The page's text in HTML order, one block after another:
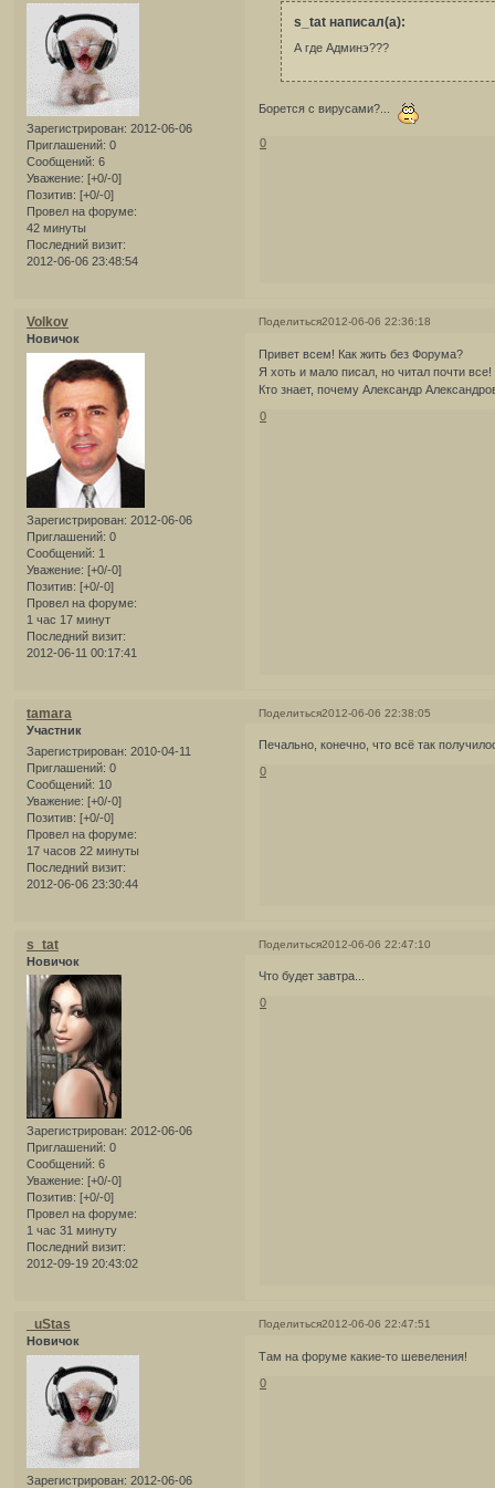
Зарегистрирован: 2012-06-06
Приглашений: 0
Сообщений: 6
Уважение: [+0/-0]
Позитив: [+0/-0]
Провел на форуме:
42 минуты
Последний визит:
2012-06-06 23:48:54
s_tat написал(а):
А где Админэ???
Борется с вирусами?...
0
Поделиться2012-06-06 22:36:18
Volkov
Новичок
Зарегистрирован: 2012-06-06
Приглашений: 0
Сообщений: 1
Уважение: [+0/-0]
Позитив: [+0/-0]
Провел на форуме:
1 час 17 минут
Последний визит:
2012-06-11 00:17:41
Привет всем! Как жить без Форума?
Я хоть и мало писал, но читал почти все!
Кто знает, почему Александр
0
Поделиться2012-06-06 22:38:05
tamara
Участник
Зарегистрирован: 2010-04-11
Приглашений: 0
Сообщений: 10
Уважение: [+0/-0]
Позитив: [+0/-0]
Провел на форуме:
17 часов 22 минуты
Последний визит:
2012-06-06 23:30:44
Печально, конечно, что всё так
0
Поделиться2012-06-06 22:47:10
s_tat
Новичок
Зарегистрирован: 2012-06-06
Приглашений: 0
Сообщений: 6
Уважение: [+0/-0]
Позитив: [+0/-0]
Провел на форуме:
1 час 31 минуту
Последний визит:
2012-09-19 20:43:02
Что будет завтра...
0
Поделиться2012-06-06 22:47:51
_uStas
Новичок
Зарегистрирован: 2012-06-06
Там на форуме какие-то шевеления!
0